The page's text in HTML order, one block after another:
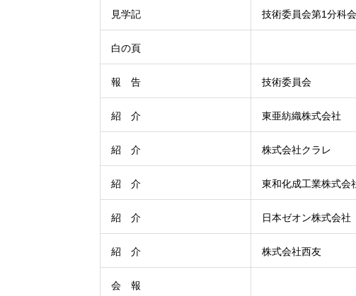
見学記 技術委員会第1分科
白の頁
報 告 技術委員会
紹 介 東亜紡織株式会社
紹 介 株式会社クラレ
紹 介 東和化成工業株式会
紹 介 日本ゼオン株式会社
紹 介 株式会社西友
会 報